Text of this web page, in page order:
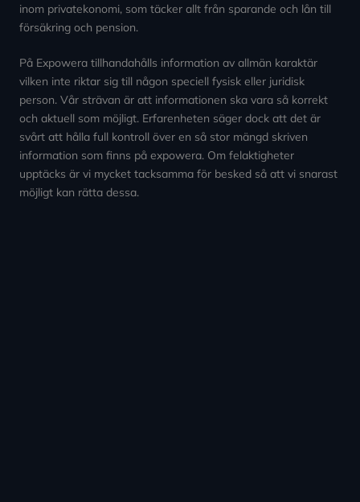
inom privatekonomi, som täcker allt från sparande och lån till
försäkring och pension.
På Expowera tillhandahålls information av allmän karaktär
vilken inte riktar sig till någon speciell fysisk eller juridisk
person. Vår strävan är att informationen ska vara så korrekt
och aktuell som möjligt. Erfarenheten säger dock att det är
svårt att hålla full kontroll över en så stor mängd skriven
information som finns på expowera. Om felaktigheter
upptäcks är vi mycket tacksamma för besked så att vi snarast
möjligt kan rätta dessa.